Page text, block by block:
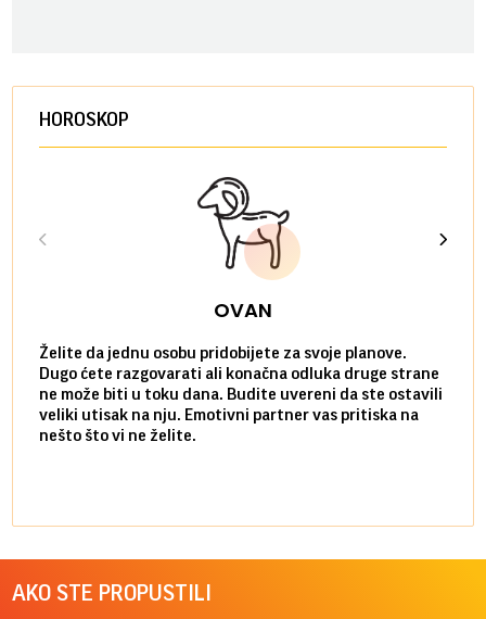
HOROSKOP
OVAN
Želite da jednu osobu pridobijete za svoje planove.
Dugo ćete razgovarati ali konačna odluka druge strane
ne može biti u toku dana. Budite uvereni da ste ostavili
veliki utisak na nju. Emotivni partner vas pritiska na
nešto što vi ne želite.
AKO STE PROPUSTILI